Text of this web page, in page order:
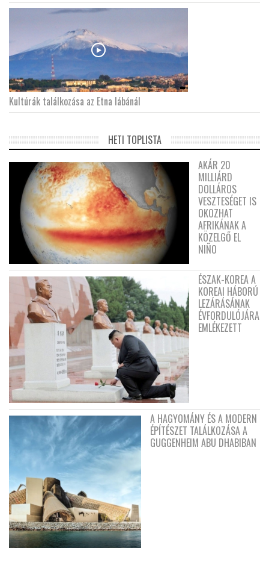
Kultúrák találkozása az Etna lábánál
HETI TOPLISTA
AKÁR 20
MILLIÁRD
DOLLÁROS
VESZTESÉGET IS
OKOZHAT
AFRIKÁNAK A
KÖZELGŐ EL
NIÑO
ÉSZAK-KOREA A
KOREAI HÁBORÚ
LEZÁRÁSÁNAK
ÉVFORDULÓJÁRA
EMLÉKEZETT
A HAGYOMÁNY ÉS A MODERN
ÉPÍTÉSZET TALÁLKOZÁSA A
GUGGENHEIM ABU DHABIBAN